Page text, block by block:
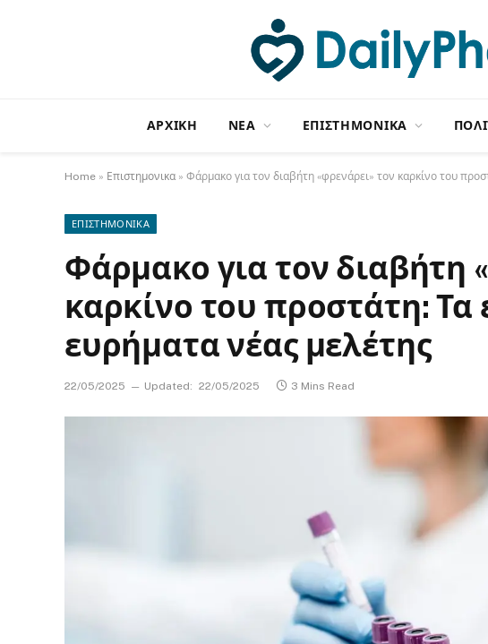
ΑΡΧΙΚΗ NΕΑ ΕΠΙΣΤΗΜΟΝΙΚΑ
Home » Επιστημονικα » Φάρμακο για τον διαβήτη «φρενάρει» τον καρκίνο του
ΕΠΙΣΤΗΜΟΝΙΚΑ
Φάρμακο για τον διαβήτη
καρκίνο του προστάτη:
ευρήματα νέας μελέτης
22/05/2025 Updated: 22/05/2025 3 Mins Read